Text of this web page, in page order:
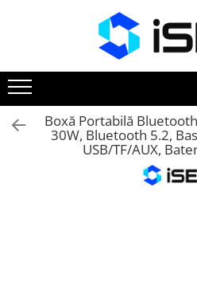
Trotinete electrice
Piese si accesorii
Boxă Portabilă
30W, Bluetooth 5.2,
USB/TF/AUX,